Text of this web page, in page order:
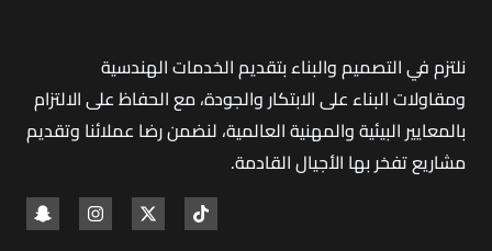
نلتزم في التصميم والبناء بتقديم الخدمات الهندسية
ومقاولات البناء على الابتكار والجودة، مع الحفاظ على الالتزام
بالمعايير البيئية والمهنية العالمية، لنضمن رضا عملائنا وتقديم
مشاريع تفخر بها الأجيال القادمة.